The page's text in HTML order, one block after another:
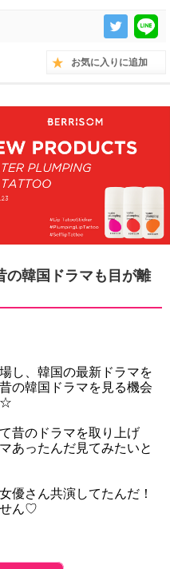
お気に入りに追加
の韓国ドラマも目が離
し、韓国の最新ドラマを
の韓国ドラマを見る機会
☆
昔のドラマを取り上げ
あったんだ見てみたいと
優さん共演してたんだ！
せん♡